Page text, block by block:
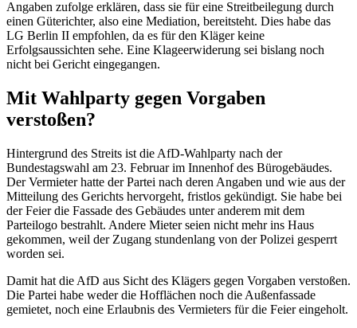
Angaben zufolge erklären, dass sie für eine Streitbeilegung durch
einen Güterichter, also eine Mediation, bereitsteht. Dies habe das
LG Berlin II empfohlen, da es für den Kläger keine
Erfolgsaussichten sehe. Eine Klageerwiderung sei bislang noch
nicht bei Gericht eingegangen.
Mit Wahlparty gegen Vorgaben
verstoßen?
Hintergrund des Streits ist die AfD-Wahlparty nach der
Bundestagswahl am 23. Februar im Innenhof des Bürogebäudes.
Der Vermieter hatte der Partei nach deren Angaben und wie aus der
Mitteilung des Gerichts hervorgeht, fristlos gekündigt. Sie habe bei
der Feier die Fassade des Gebäudes unter anderem mit dem
Parteilogo bestrahlt. Andere Mieter seien nicht mehr ins Haus
gekommen, weil der Zugang stundenlang von der Polizei gesperrt
worden sei.
Damit hat die AfD aus Sicht des Klägers gegen Vorgaben verstoßen.
Die Partei habe weder die Hofflächen noch die Außenfassade
gemietet, noch eine Erlaubnis des Vermieters für die Feier eingeholt.